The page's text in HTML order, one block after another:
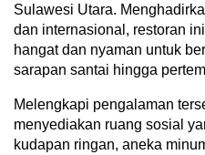
Sulawesi Utara.
dan internasional, restoran
hangat dan nyaman untuk
sarapan santai hingga
Melengkapi pengalaman
menyediakan ruang sosial
kudapan ringan, aneka